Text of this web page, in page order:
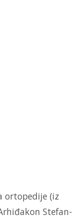
ortopedije (iz
Stefan-